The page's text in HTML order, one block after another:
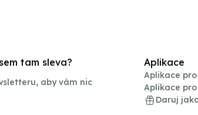
tam sleva?
aby vám nic
Aplikace
Aplikace pro
Aplikace
Daruj